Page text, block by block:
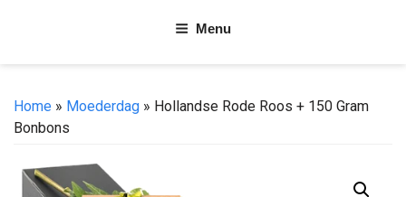
Menu
Home » Moederdag » Hollandse Rode Roos + 150 Gram
Bonbons